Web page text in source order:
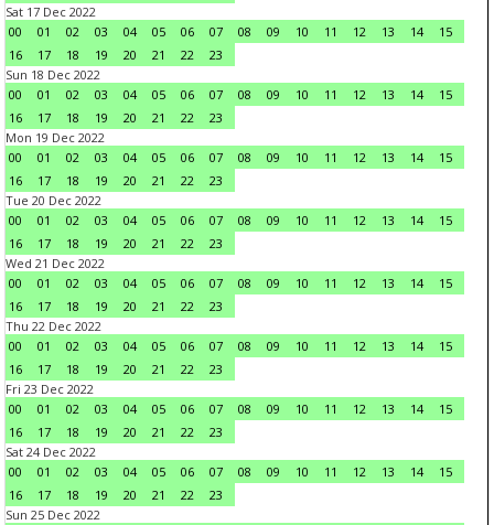
Sat 17 Dec 2022
00
01 02 03 04 05 06 07 08 09 10 11 12 13 14
15
16
17 18 19 20 21 22
23
Sun 18 Dec 2022
00
01 02 03 04 05 06 07 08 09 10 11 12 13 14
15
16
17 18 19 20 21 22
23
Mon 19 Dec 2022
00
01 02 03 04 05 06 07 08 09 10 11 12 13 14
15
16
17 18 19 20 21 22
23
Tue 20 Dec 2022
00
01 02 03 04 05 06 07 08 09 10 11 12 13 14
15
16
17 18 19 20 21 22
23
Wed 21 Dec 2022
00
01 02 03 04 05 06 07 08 09 10 11 12 13 14
15
16
17 18 19 20 21 22
23
Thu 22 Dec 2022
00
01 02 03 04 05 06 07 08 09 10 11 12 13 14
15
16
17 18 19 20 21 22
23
Fri 23 Dec 2022
00
01 02 03 04 05 06 07 08 09 10 11 12 13 14
15
16
17 18 19 20 21 22
23
Sat 24 Dec 2022
00
01 02 03 04 05 06 07 08 09 10 11 12 13 14
15
16
17 18 19 20 21 22
23
Sun 25 Dec 2022